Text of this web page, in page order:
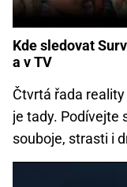
Kde sledovat
a v TV
Čtvrtá řada
je tady. Podívejte
souboje, strasti i